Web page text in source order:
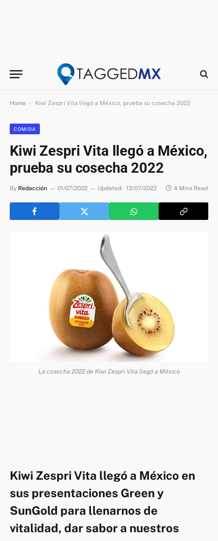
Home - Kiwi Zespri Vita llegó a México, prueba su cosecha 2022
COMIDA
Kiwi Zespri Vita llegó a México,
prueba su cosecha 2022
By Redacción 01/07/2022 Updated: 13/07/2022 4 Mins Read
La cosecha 2022 de Kiwi Zespri Vita llegó a México
Kiwi Zespri Vita llegó a México en
sus presentaciones Green y
SunGold para llenarnos de
vitalidad, dar sabor a nuestros